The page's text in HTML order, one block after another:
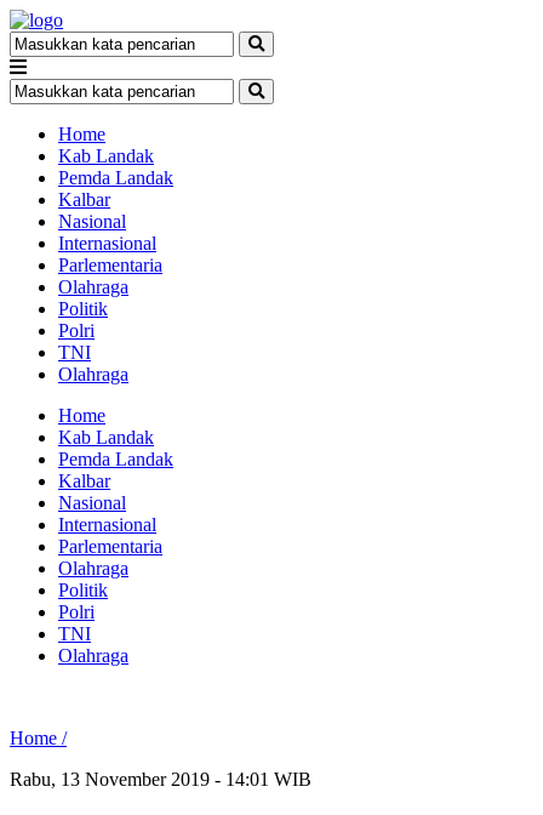
Home
Kab Landak
Pemda Landak
Kalbar
Nasional
Internasional
Parlementaria
Olahraga
Politik
Polri
TNI
Olahraga
Home
Kab Landak
Pemda Landak
Kalbar
Nasional
Internasional
Parlementaria
Olahraga
Politik
Polri
TNI
Olahraga
Home /
Rabu, 13 November 2019 - 14:01 WIB